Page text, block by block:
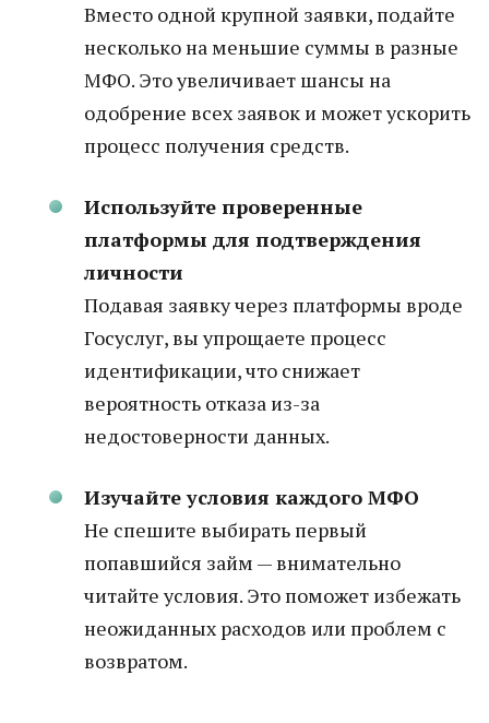
Вместо одной крупной заявки, подайте
несколько на меньшие суммы в разные
МФО. Это увеличивает шансы на
одобрение всех заявок и может ускорить
процесс получения средств.
Используйте проверенные
платформы для подтверждения
личности
Подавая заявку через платформы вроде
Госуслуг, вы упрощаете процесс
идентификации, что снижает
вероятность отказа из-за
недостоверности данных.
Изучайте условия каждого МФО
Не спешите выбирать первый
попавшийся займ — внимательно
читайте условия. Это поможет избежать
неожиданных расходов или проблем с
возвратом.